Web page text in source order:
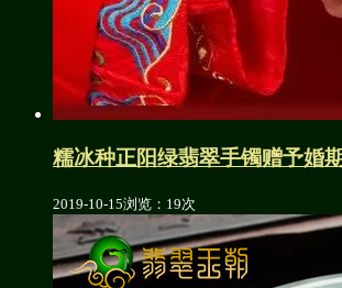
糯冰种正阳绿翡翠手镯赠予婚
2019-10-15浏览：19次